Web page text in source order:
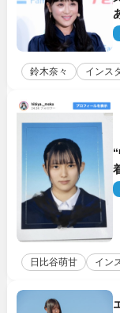
鈴木奈々 インス
日比谷萌甘 イン